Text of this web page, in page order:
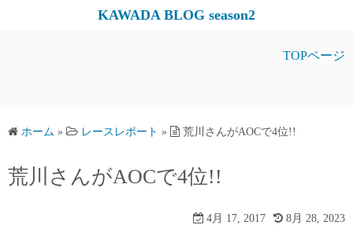
ス
ッ
KAWADA BLOG season2
TOPページ
ホーム » レースレポート » 荒川さんがAOCで4位!!
荒川さんがAOCで4位!!
4月 17, 2017 8月 28, 2023